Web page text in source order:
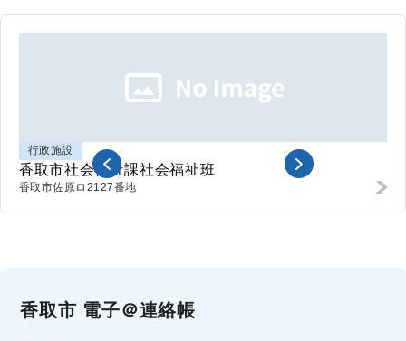
行政施設
香取市社会福祉課社会福祉班
香取市佐原ロ2127番地
香取市 電子＠連絡帳